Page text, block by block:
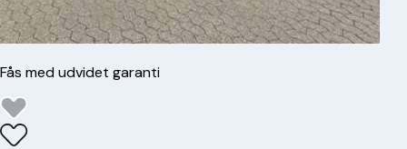
Fås med udvidet garanti